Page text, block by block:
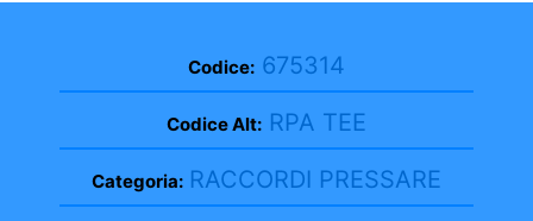
Codice: 675314
Codice Alt: RPA TEE
Categoria: RACCORDI PRESSARE